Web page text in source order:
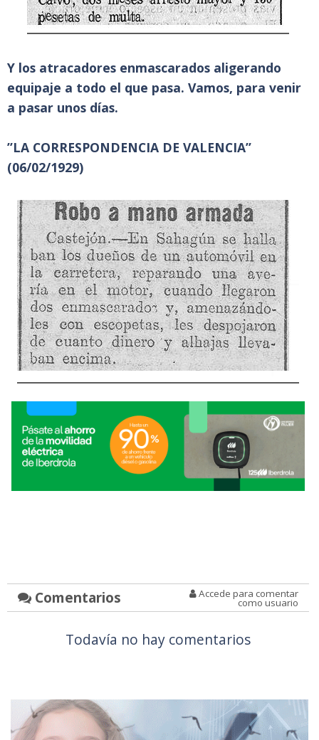
Y los atracadores enmascarados aligerando
equipaje a todo el que pasa. Vamos, para venir
a pasar unos días.
”LA CORRESPONDENCIA DE VALENCIA”
(06/02/1929)
Comentarios Accede para comentar
como usuario
Todavía no hay comentarios